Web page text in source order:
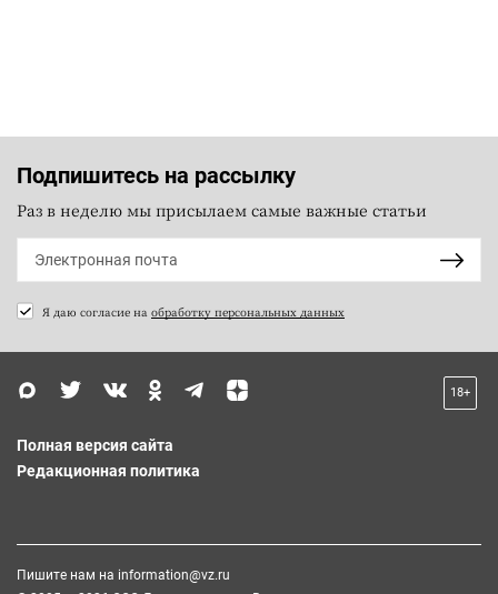
Подпишитесь на рассылку
Раз в неделю мы присылаем самые важные статьи
Я даю согласие на обработку персональных данных
18+
Полная версия сайта
Редакционная политика
Пишите нам на information@vz.ru